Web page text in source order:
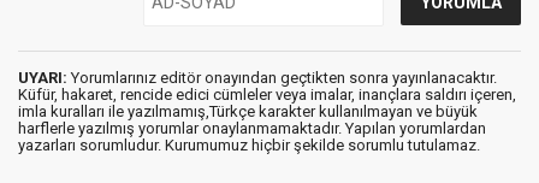
UYARI: Yorumlarınız editör onayından geçtikten sonra yayınlanacaktır.
Küfür, hakaret, rencide edici cümleler veya imalar, inançlara saldırı içeren,
imla kuralları ile yazılmamış,Türkçe karakter kullanılmayan ve büyük
harflerle yazılmış yorumlar onaylanmamaktadır. Yapılan yorumlardan
yazarları sorumludur. Kurumumuz hiçbir şekilde sorumlu tutulamaz.